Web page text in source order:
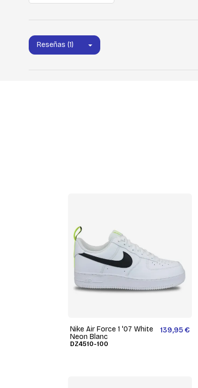
Reseñas (1)
Nike Air Force 1 '07 White
Neon Blanc
DZ4510-100
139,95 €